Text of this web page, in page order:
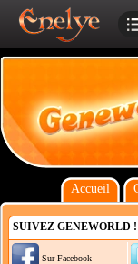
Accueil
SUIVEZ GENEWORLD !
Sur Facebook